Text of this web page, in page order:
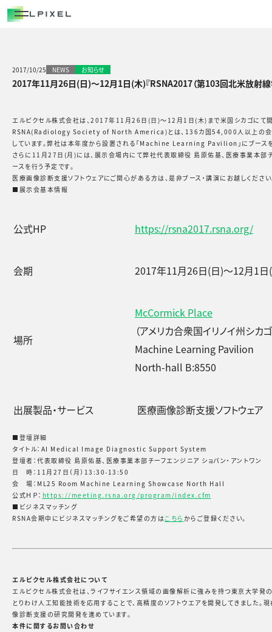
COMPANY
経営メンバー
エルピクセルの歴史
会社概要
CAREERS
NEWS/OUT COME
2017/10/25 NEWS お知らせ
2017年11月26日(日)～12月1日(木)『RSNA2017（第103回北米放射線
エルピクセル株式会社は、2017年11月26日(日)～12月1日(木)まで米国シカゴにて
RSNA(Radiology Society of North America)とは、136カ国54,000人以上の会員
しています。弊社は本年度から設置される「Machine Learning Pavilion」にブースを
さらに11月27日(月)には、展示会場内にて弊社代表取締役 島原佑基、医療事業本部
ースを行う予定です。
医療画像診断支援ソフトウェアにご関心がある方は、是非ブース・講演にお越しください
■展示会基本情報
公式HP https://rsna2017.rsna.org/
会期 2017年11月26日(日)～12月1日
場所
McCormick Place
（アメリカ合衆国イリノイ州シカゴ
Machine Learning Pavilion
North-hall B:8550
出展製品・サービス 医療画像診断支援ソフトウェア
■登壇詳細
タイトル：AI Medical Image Diagnostic Support System
登壇者：代表取締役 島原佑基、医療事業本部チーフエンジニア ショパン・アントワン
日 時：11月27日（月）13:30-13:50
会 場：ML25 Room Machine Learning Showcase North Hall
公式ＨＰ： https://meeting.rsna.org/program/index.cfm
■ビジネスマッチング
RSNA会期中にビジネスマッチングをご希望の方はこちら からご登録ください。
エルピクセル株式会社について
エルピクセル株式会社は、ライフサイエンス領域の画像解析に強みを持つ東京大学発
とりわけ人工知能技術を応用することで、高精度のソフトウエアを開発してきました
像診断支援の研究開発を進めています。
本件に関するお問い合わせ